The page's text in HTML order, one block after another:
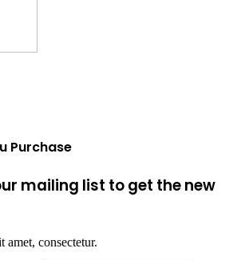
Purchase
mailing list to get the new
amet, consectetur.